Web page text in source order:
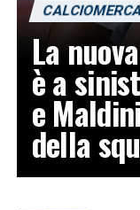
La
è a
e
della